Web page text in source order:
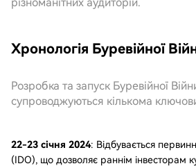
Хронологія Буревійної
Розробка та запуск Буревійної
супроводжуються кількома
22-23 січня 2024: Відбувається
(IDO), що дозволяє раннім інвесторам